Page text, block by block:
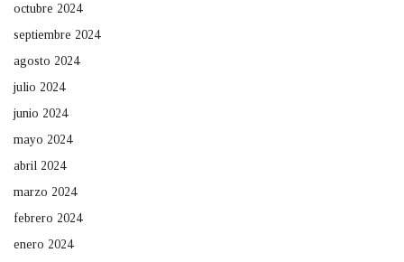
octubre 2024
septiembre 2024
agosto 2024
julio 2024
junio 2024
mayo 2024
abril 2024
marzo 2024
febrero 2024
enero 2024